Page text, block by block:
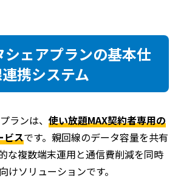
ェアプランの基本仕
携システム
ランは、 使い放題MAX契約者専用の
ビスです。親回線のデータ容量を共有
な複数端末運用と通信費削減を同時
けソリューションです。